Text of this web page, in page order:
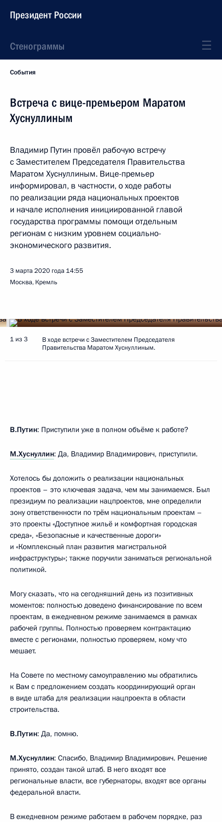
Президент России
Стенограммы
События
Встреча с вице-премьером Маратом
Хуснуллиным
Владимир Путин провёл рабочую встречу
с Заместителем Председателя Правительства
Маратом Хуснуллиным. Вице-премьер
информировал, в частности, о ходе работы
по реализации ряда национальных проектов
и начале исполнения инициированной главой
государства программы помощи отдельным
регионам с низким уровнем социально-
экономического развития.
3 марта 2020 года 14:55
Москва, Кремль
1 из 3
В ходе встречи с Заместителем Председателя
Правительства Маратом Хуснуллиным.
В.Путин: Приступили уже в полном объёме к работе?
М.Хуснуллин: Да, Владимир Владимирович, приступили.
Хотелось бы доложить о реализации национальных
проектов – это ключевая задача, чем мы занимаемся. Был
президиум по реализации нацпроектов, мне определили
зону ответственности по трём национальным проектам –
это проекты «Доступное жильё и комфортная городская
среда», «Безопасные и качественные дороги»
и «Комплексный план развития магистральной
инфраструктуры»; также поручили заниматься региональной
политикой.
Могу сказать, что на сегодняшний день из позитивных
моментов: полностью доведено финансирование по всем
проектам, в ежедневном режиме занимаемся в рамках
рабочей группы. Полностью проверяем контрактацию
вместе с регионами, полностью проверяем, кому что
мешает.
На Совете по местному самоуправлению мы обратились
к Вам с предложением создать координирующий орган
в виде штаба для реализации нацпроекта в области
строительства.
В.Путин: Да, помню.
М.Хуснуллин: Спасибо, Владимир Владимирович. Решение
принято, создан такой штаб. В него входят все
региональные власти, все губернаторы, входят все органы
федеральной власти.
В ежедневном режиме работаем в рабочем порядке, раз